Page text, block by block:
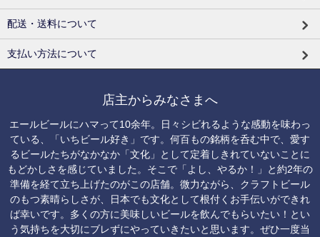
配送・送料について
支払い方法について
店主からみなさまへ
エールビールにハマって10余年。日々シビれるような感動を味わっ
ている、「いちビール好き」です。何百もの銘柄を呑む中で、愛す
るビールたちがなかなか「文化」として定着しきれていないことに
もどかしさを感じていました。そこで「よし、やるか！」と約2年の
準備を経て立ち上げたのがこの店舗。微力ながら、クラフトビール
のもつ素晴らしさが、日本でも文化として根付くお手伝いができれ
ば幸いです。多くの方に美味しいビールを飲んでもらいたい！とい
う気持ちを大切にブレずにやっていきたいと思います。ぜひ一度当